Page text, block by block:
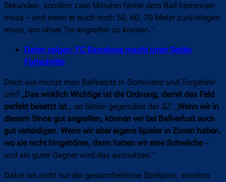
Sekunden, sondern zwei Minuten hinter dem Ball herrennen
muss – und wenn er auch noch 50, 60, 70 Meter zurücklegen
muss, um unser Tor angreifen zu können.“
Daten zeigen: FC Barcelona macht unter Setién
Fortschritte
Doch wie münzt man Ballbesitz in Dominanz und Torgefahr
um? „Das wirklich Wichtige ist die Ordnung, damit das Feld
perfekt besetzt ist„, so Setién gegenüber der SZ: „Wenn wir in
diesem Sinne gut angreifen, können wir bei Ballverlust auch
gut verteidigen. Wenn wir aber eigene Spieler in Zonen haben,
wo sie nicht hingehören, dann haben wir eine Schwäche–
und ein guter Gegner wird das ausnutzen.“
Dabei sei nicht nur der gesamtheitliche Spielplan, sondern